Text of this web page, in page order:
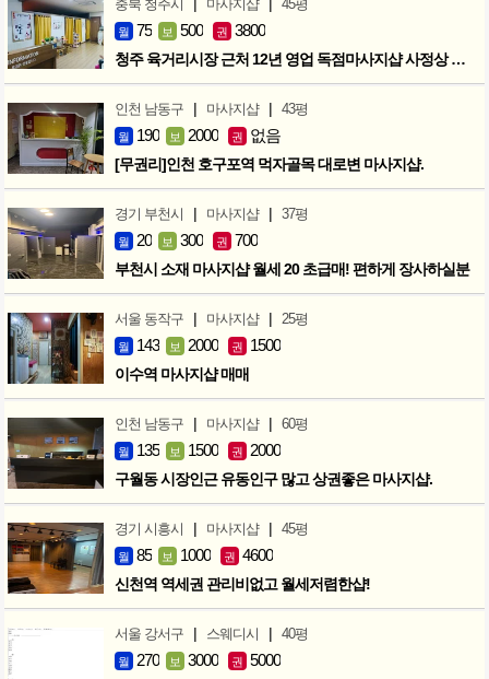
충북 청주시 마사지샵 45평
월 75 보 500 권 3800
청주 육거리시장 근처 12년 영업 독점마사지샵 사정상 급매합니다.
인천 남동구 | 마사지샵 | 43평
월 190 보 2000 권 없음
[무권리]인천 호구포역 먹자골목 대로변 마사지샵.
경기 부천시 | 마사지샵 | 37평
월 20 보 300 권 700
부천시 소재 마사지샵 월세 20 초급매! 편하게 장사하실분
서울 동작구 | 마사지샵 | 25평
월 143 보 2000 권 1500
이수역 마사지샵 매매
인천 남동구 | 마사지샵 | 60평
월 135 보 1500 권 2000
구월동 시장인근 유동인구 많고 상권좋은 마사지샵.
경기 시흥시 | 마사지샵 | 45평
월 85 보 1000 권 4600
신천역 역세권 관리비없고 월세저렴한샵!
서울 강서구 | 스웨디시 | 40평
월 270 보 3000 권 5000